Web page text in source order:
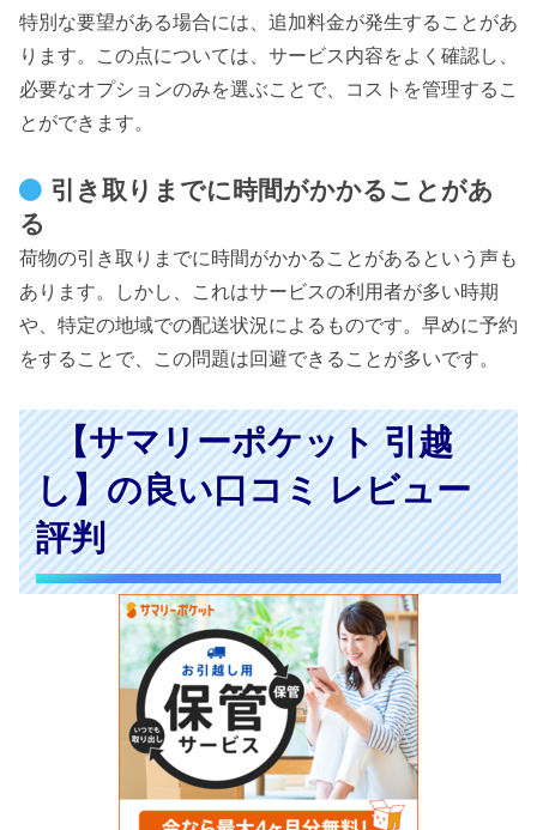
特別な要望がある場合には、追加料金が発生することがあ
ります。この点については、サービス内容をよく確認し、
必要なオプションのみを選ぶことで、コストを管理するこ
とができます。
引き取りまでに時間がかかることがあ
る
荷物の引き取りまでに時間がかかることがあるという声も
あります。しかし、これはサービスの利用者が多い時期
や、特定の地域での配送状況によるものです。早めに予約
をすることで、この問題は回避できることが多いです。
【サマリーポケット 引越
し】の良い口コミ レビュー
評判